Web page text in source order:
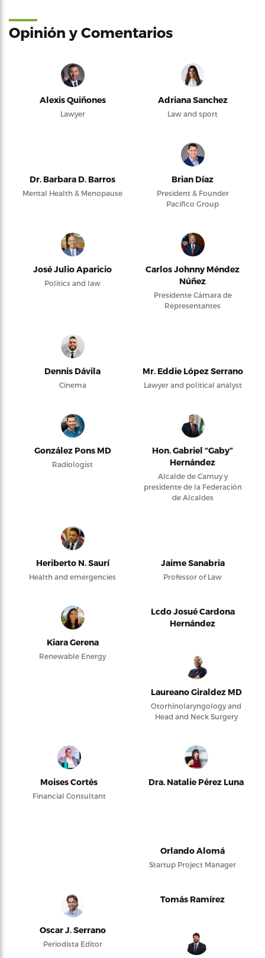
Opinión y Comentarios
Alexis Quiñones
Lawyer
Adriana Sanchez
Law and sport
Dr. Barbara D. Barros
Mental Health & Menopause
Brian Díaz
President & Founder
Pacifico Group
José Julio Aparicio
Politics and law
Carlos Johnny Méndez
Núñez
Presidente Cámara de
Representantes
Dennis Dávila
Cinema
Mr. Eddie López Serrano
Lawyer and political analyst
González Pons MD
Radiologist
Hon. Gabriel “Gaby”
Hernández
Alcalde de Camuy y
presidente de la Federación
de Alcaldes
Heriberto N. Saurí
Health and emergencies
Jaime Sanabria
Professor of Law
Kiara Gerena
Renewable Energy
Lcdo Josué Cardona
Hernández
Laureano Giraldez MD
Otorhinolaryngology and
Head and Neck Surgery
Moises Cortés
Financial Consultant
Dra. Natalie Pérez Luna
Orlando Alomá
Startup Project Manager
Oscar J. Serrano
Periodista Editor
Tomás Ramírez